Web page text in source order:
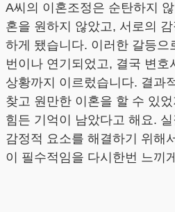
A씨의 이혼조정은 순탄하지
혼을 원하지 않았고, 서로의
하게 됐습니다. 이러한 갈등으
번이나 연기되었고, 결국 변
상황까지 이르렀습니다. 결과
찾고 원만한 이혼을 할 수 있
힘든 기억이 남았다고 해요.
감정적 요소를 해결하기 위해
이 필수적임을 다시한번 느끼